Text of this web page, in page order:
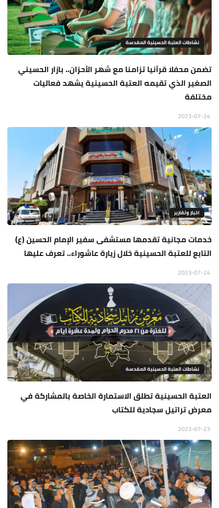
نشاطات العتبة الحسينية المقدسة
تضمن محفلا قرآنيا تزامنا مع شهر الأحزان.. بازار الحسيني
الصغير الذي تقيمه العتبة الحسينية يشهد فعاليات
مختلفة
اخبار وتقارير
خدمات مجانية تقدمها مستشفى سفير الإمام الحسين (ع)
التابع للعتبة الحسينية خلال زيارة عاشوراء.. تعرف عليها
نشاطات العتبة الحسينية المقدسة
العتبة الحسينية تطلق الاستمارة الخاصة بالمشاركة في
معرض تراتيل سجادية للكتاب